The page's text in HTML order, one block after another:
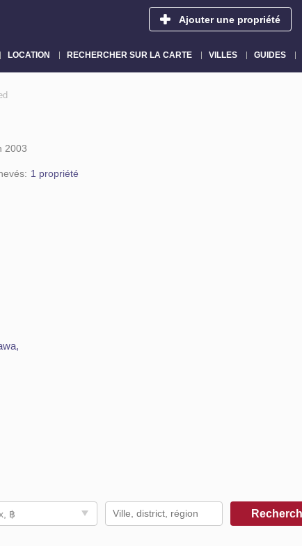
Ajouter une propriété
LOCATION RECHERCHER SUR LA CARTE VILLES GUIDES
2003
1 propriété
฿